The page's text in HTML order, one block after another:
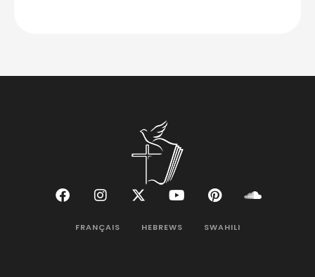
FRANÇAIS HEBREWS SWAHILI